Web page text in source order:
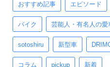
おすすめ記事 エピソード
バイク 芸能人・有名人の愛
sotoshiru 新型車
コラム pickup 新着